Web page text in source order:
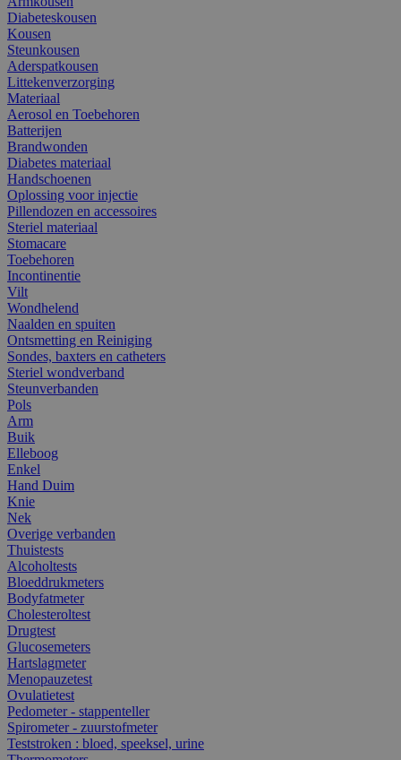
Diabeteskousen
Kousen
Steunkousen
Aderspatkousen
Littekenverzorging
Materiaal
Aerosol en Toebehoren
Batterijen
Brandwonden
Diabetes materiaal
Handschoenen
Oplossing voor injectie
Pillendozen en accessoires
Steriel materiaal
Stomacare
Toebehoren
Incontinentie
Vilt
Wondhelend
Naalden en spuiten
Ontsmetting en Reiniging
Sondes, baxters en catheters
Steriel wondverband
Steunverbanden
Pols
Arm
Buik
Elleboog
Enkel
Hand Duim
Knie
Nek
Overige verbanden
Thuistests
Alcoholtests
Bloeddrukmeters
Bodyfatmeter
Cholesteroltest
Drugtest
Glucosemeters
Hartslagmeter
Menopauzetest
Ovulatietest
Pedometer - stappenteller
Spirometer - zuurstofmeter
Teststroken : bloed, speeksel, urine